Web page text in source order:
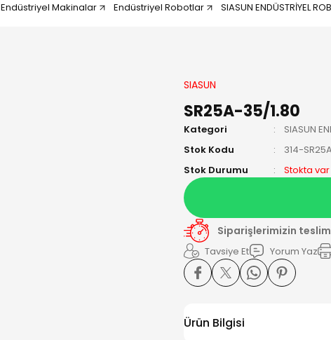
Endüstriyel Makinalar Endüstriyel Robotlar SIASUN ENDÜSTRİYEL
SIASUN
SR25A-35/1.80
Kategori
SIASUN
Stok Kodu
314-
Stok Durumu
Stokta var
Siparişlerimizin
Tavsiye Et Yorum Yaz
Ürün Bilgisi